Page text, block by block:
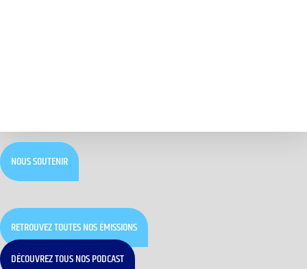
NOUS SOUTENIR
RETROUVEZ TOUTES NOS ÉMISSIONS
DÉCOUVREZ TOUS NOS PODCAST